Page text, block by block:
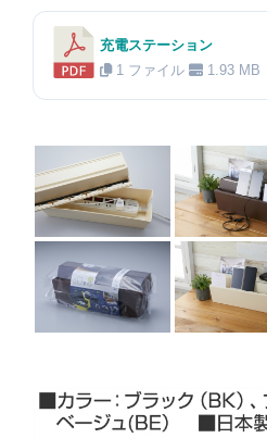
充電ステーション
1 ファイル
1.93 MB